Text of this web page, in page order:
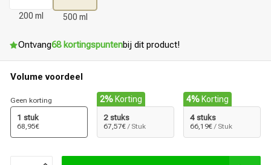
200 ml 500 ml
Ontvang68 kortingspuntenbij dit product!
Volume voordeel
Geen korting
1 stuk
68,95€
2% Korting
2 stuks
67,57€ / Stuk
4% Korting
4 stuks
66,19€ / Stuk